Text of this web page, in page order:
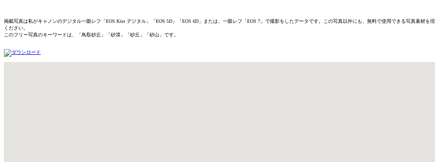
掲載写真は私がキャノンのデジタル一眼レフ「EOS Kiss デジタル」「EOS 5D」「EOS 6D」または、一眼レフ「EOS 7」で撮影をしたデータです。この写真以外にも、無料で使用できる写真素材
ください。
このフリー写真のキーワードは、「鳥取砂丘」「砂漠」「砂丘」「砂山」です。